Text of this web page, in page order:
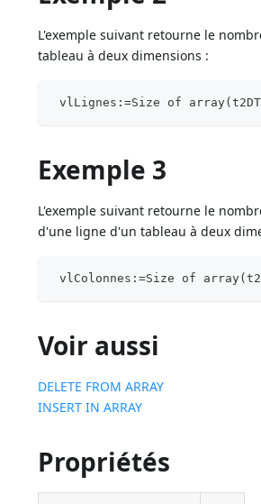
L'exemple suivant retourne le
tableau à deux dimensions :
vlLignes:=Size of
Exemple 3
L'exemple suivant retourne le
d'une ligne d'un tableau à deux
vlColonnes:=Size of
Voir aussi
DELETE FROM ARRAY
INSERT IN ARRAY
Propriétés